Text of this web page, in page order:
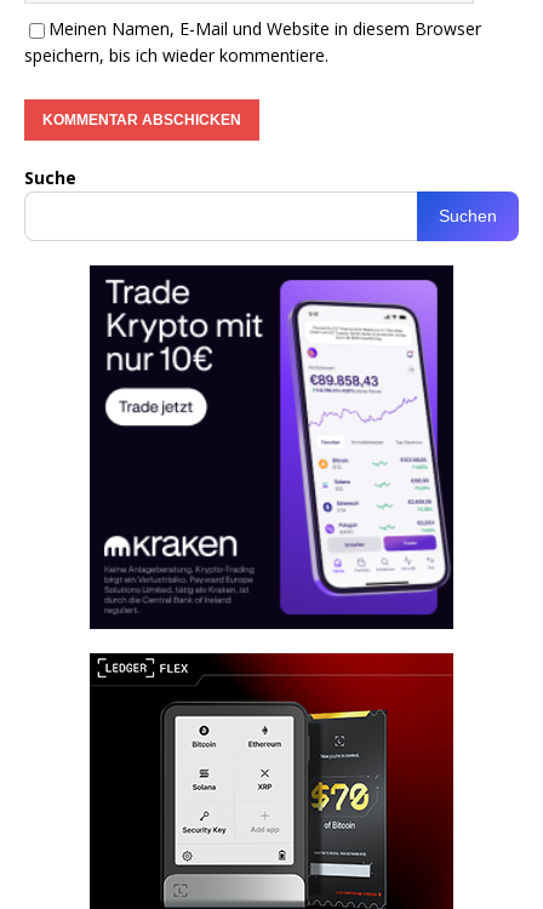
Meinen Namen, E-Mail und Website in diesem Browser
speichern, bis ich wieder kommentiere.
Suche
Suchen